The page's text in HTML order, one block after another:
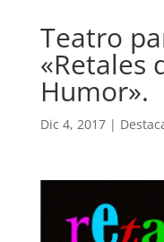
Teatro
«Retales
Humor».
Dic 4, 2017|